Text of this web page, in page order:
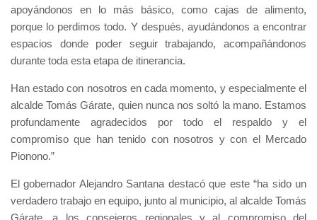
apoyándonos en lo más básico, como cajas de alimento,
porque lo perdimos todo. Y después, ayudándonos a encontrar
espacios donde poder seguir trabajando, acompañándonos
durante toda esta etapa de itinerancia.
Han estado con nosotros en cada momento, y especialmente el
alcalde Tomás Gárate, quien nunca nos soltó la mano. Estamos
profundamente agradecidos por todo el respaldo y el
compromiso que han tenido con nosotros y con el Mercado
Pionono.”
El gobernador Alejandro Santana destacó que este “ha sido un
verdadero trabajo en equipo, junto al municipio, al alcalde Tomás